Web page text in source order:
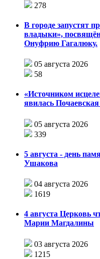
278
В городе запустят
владыки»,
Онуфрию Гагалюку.
05 августа 2026
58
«Источником
явилась
05 августа 2026
339
5 августа - день
Ушакова
04 августа 2026
1619
4 августа Церковь
Марии Магдалины
03 августа 2026
1215